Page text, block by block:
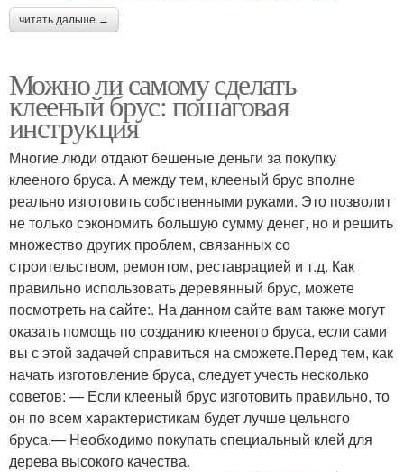
читать дальше →
Можно ли самому сделать
клееный брус: пошаговая
инструкция
Многие люди отдают бешеные деньги за покупку
клееного бруса. А между тем, клееный брус вполне
реально изготовить собственными руками. Это позволит
не только сэкономить большую сумму денег, но и решить
множество других проблем, связанных со
строительством, ремонтом, реставрацией и т.д. Как
правильно использовать деревянный брус, можете
посмотреть на сайте:. На данном сайте вам также могут
оказать помощь по созданию клееного бруса, если сами
вы с этой задачей справиться на сможете.Перед тем, как
начать изготовление бруса, следует учесть несколько
советов: — Если клееный брус изготовить правильно, то
он по всем характеристикам будет лучше цельного
бруса.— Необходимо покупать специальный клей для
дерева высокого качества.